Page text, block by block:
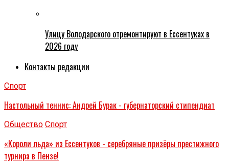
Улицу Володарского отремонтируют в Ессентуках в
2026 году
Контакты редакции
Спорт
Настольный теннис: Андрей Бурак - губернаторский стипендиат
Общество Спорт
«Короли льда» из Ессентуков - серебряные призёры престижного
турнира в Пензе!